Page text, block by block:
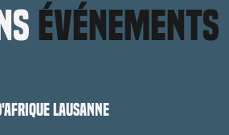
événements
Lausanne